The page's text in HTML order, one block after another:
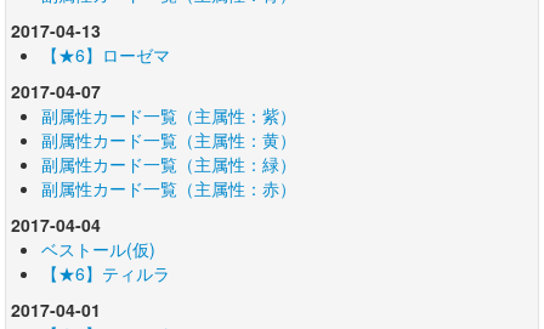
2017-04-13
【★6】ローゼマ
2017-04-07
副属性カード一覧（主属性：紫）
副属性カード一覧（主属性：黄）
副属性カード一覧（主属性：緑）
副属性カード一覧（主属性：赤）
2017-04-04
ベストール(仮)
【★6】ティルラ
2017-04-01